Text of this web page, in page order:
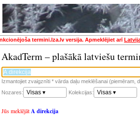
termini.lza.lv versija. Apmeklējiet arī
AkadTerm – plašākā latviešu
Izmantojiet zvaigznīti * vārda daļu meklēšanai (piemēram,
Nozares:
Visas ▾ Kolekcijas: Visas ▾
Jūs meklējātA direkcija